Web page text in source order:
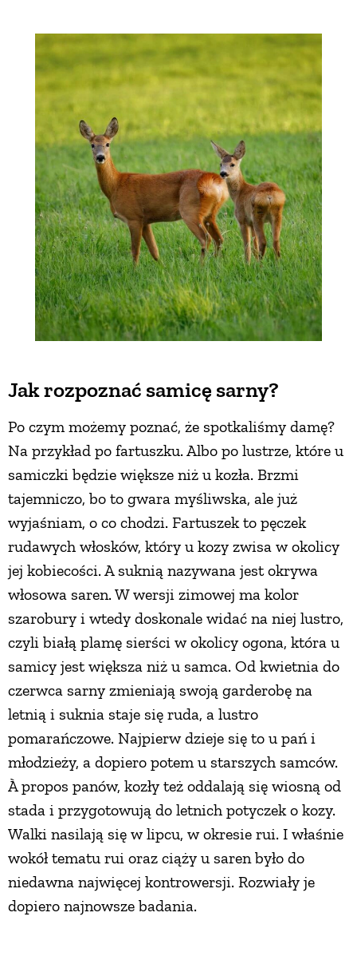
Jak rozpoznać samicę sarny?
Po czym możemy poznać, że spotkaliśmy damę?
Na przykład po fartuszku. Albo po lustrze, które u
samiczki będzie większe niż u kozła. Brzmi
tajemniczo, bo to gwara myśliwska, ale już
wyjaśniam, o co chodzi. Fartuszek to pęczek
rudawych włosków, który u kozy zwisa w okolicy
jej kobiecości. A suknią nazywana jest okrywa
włosowa saren. W wersji zimowej ma kolor
szarobury i wtedy doskonale widać na niej lustro,
czyli białą plamę sierści w okolicy ogona, która u
samicy jest większa niż u samca. Od kwietnia do
czerwca sarny zmieniają swoją garderobę na
letnią i suknia staje się ruda, a lustro
pomarańczowe. Najpierw dzieje się to u pań i
młodzieży, a dopiero potem u starszych samców.
À propos panów, kozły też oddalają się wiosną od
stada i przygotowują do letnich potyczek o kozy.
Walki nasilają się w lipcu, w okresie rui. I właśnie
wokół tematu rui oraz ciąży u saren było do
niedawna najwięcej kontrowersji. Rozwiały je
dopiero najnowsze badania.